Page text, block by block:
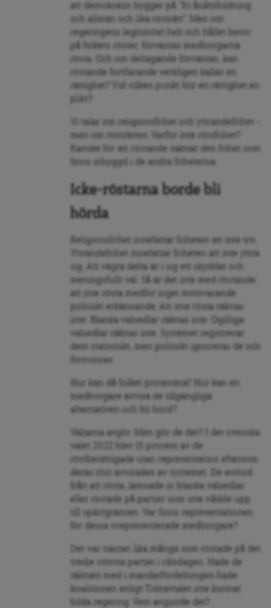
att demokratin bygger på ”fri åsiktsbildning
och allmän och lika rösträtt”. Men om
regeringens legitimitet helt och hållet beror
på folkets röster, förväntas medborgarna
rösta. Och om deltagande förväntas, kan
röstande fortfarande verkligen kallas en
rättighet? Vid vilken punkt blir en rättighet en
Vi talar om religionsfrihet och yttrandefrihet –
men om rösträtten. Varför inte röstfrihet?
Kanske för att röstande saknar den frihet som
finns inbyggd i de andra friheterna.
Icke-röstarna borde bli
hörda
Religionsfrihet innefattar friheten att inte tro.
Yttrandefrihet innefattar friheten att inte yttra
sig. Att vägra delta är i sig ett skyddat och
meningsfullt val. Så är det inte med röstande;
att inte rösta medför inget motsvarande
politiskt erkännande. Att inte rösta räknas
inte. Blanka valsedlar räknas inte. Ogiltiga
valsedlar räknas inte. Systemet registrerar
dem statistiskt, men politiskt ignoreras de och
försvinner.
Hur kan då folket protestera? Hur kan en
medborgare avvisa de tillgängliga
alternativen och bli hörd?
Väljarna avgör. Men gör de det? I det svenska
valet 2022 blev 15 procent av de
röstberättigade utan representation eftersom
deras röst avvisades av systemet. De avstod
från att rösta, lämnade in blanka valsedlar
eller röstade på partier som inte nådde upp
till spärrgränsen. Var finns representationen
för dessa orepresenterade medborgare?
Det var nästan lika många som röstade på det
tredje största partiet i riksdagen. Hade de
räknats med i mandatfördelningen hade
koalitionen enligt Tidöavtalet inte kunnat
bilda regering. Vem avgjorde det?